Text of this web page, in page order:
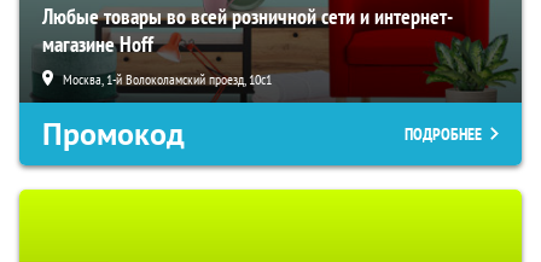
Любые товары во всей розничной сети и интернет-
магазине Hoff
Москва, 1-й Волоколамский проезд, 10с1
Промокод ПОДРОБНЕЕ